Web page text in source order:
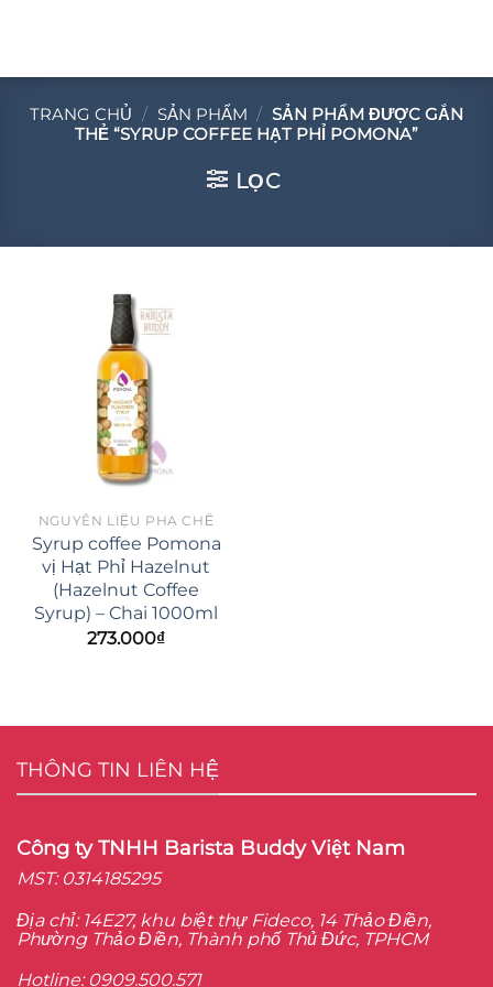
nội
dungTRANG CHỦ / SẢN PHẨM / SẢN PHẨM ĐƯỢC GẮN
THẺ “SYRUP COFFEE HẠT PHỈ POMONA”
LỌC
NGUYÊN LIỆU PHA CHẾ
Syrup coffee Pomona
vị Hạt Phỉ Hazelnut
(Hazelnut Coffee
Syrup) – Chai 1000ml
273.000₫
THÔNG TIN LIÊN HỆ
Công ty TNHH Barista Buddy Việt Nam
MST: 0314185295
Địa chỉ: 14E27, khu biệt thự Fideco, 14 Thảo Điền,
Phường Thảo Điền, Thành phố Thủ Đức, TPHCM
Hotline: 0909.500.571